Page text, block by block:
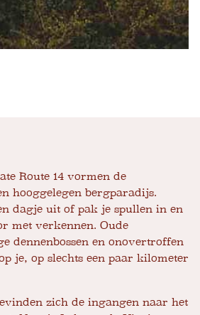
Route 14 vormen de
hooggelegen bergparadijs.
dagje uit of pak je spullen in en
met verkennen. Oude
dennenbossen en onovertroffen
je, op slechts een paar kilometer
zich de ingangen naar het